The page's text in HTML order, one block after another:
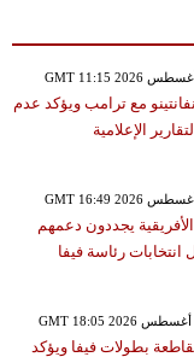
مع ترامب ويؤكد عدم
الإعلامية
يجددون دعمهم
انتخابات رئاسة فيفا
بطولات فيفا ويؤكد